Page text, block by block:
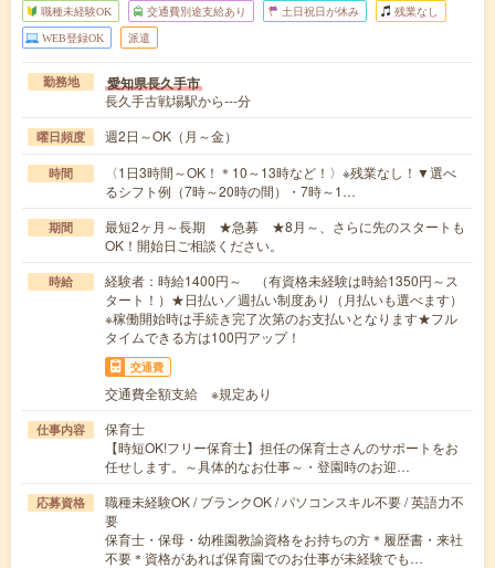
職種未経験OK 交通費別途支給あり 土日祝日が休み 残業なし
WEB登録OK 派遣
勤務地 愛知県長久手市
長久手古戦場駅から---分
曜日頻度 週2日～OK（月～金）
時間
〈1日3時間～OK！＊10～13時など！〉※残業なし！▼選べ
るシフト例（7時～20時の間）・7時～1…
期間
最短2ヶ月～長期 ★急募 ★8月～、さらに先のスタートも
OK！開始日ご相談ください。
時給
経験者：時給1400円～ （有資格未経験は時給1350円～ス
タート！）★日払い／週払い制度あり（月払いも選べます）
※稼働開始時は手続き完了次第のお支払いとなります★フル
タイムできる方は100円アップ！
交通費
交通費全額支給 ※規定あり
仕事内容
保育士
【時短OK!フリー保育士】担任の保育士さんのサポートをお
任せします。～具体的なお仕事～・登園時のお迎…
応募資格
職種未経験OK / ブランクOK / パソコンスキル不要 / 英語力不
要
保育士・保母・幼稚園教諭資格をお持ちの方＊履歴書・来社
不要＊資格があれば保育園でのお仕事が未経験でも…